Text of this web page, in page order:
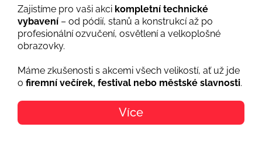
Zajistíme pro vaši akci kompletní technické
vybavení – od pódií, stanů a konstrukcí až po
profesionální ozvučení, osvětlení a velkoplošné
obrazovky.
Máme zkušenosti s akcemi všech velikostí, ať už jde
o firemní večírek, festival nebo městské slavnosti.
Více